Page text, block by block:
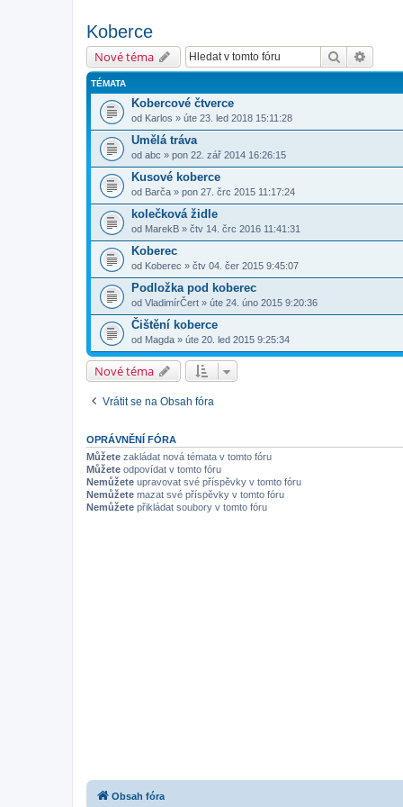
Koberce
Nové téma Hledat
TÉMATA
Kobercové čtverce
od Karlos » úte 23. led 2018 15:11:28
Umělá tráva
od abc » pon 22. zář 2014 16:26:15
Kusové koberce
od Barča » pon 27. črc 2015 11:17:24
kolečková židle
od MarekB » čtv 14. črc 2016 11:41:31
Koberec
od Koberec » čtv 04. čer 2015 9:45:07
Podložka pod koberec
od VladimírČert » úte 24. úno 2015 9:20:36
Čištění koberce
od Magda » úte 20. led 2015 9:25:34
Nové téma
Vrátit se na Obsah fóra
OPRÁVNĚNÍ FÓRA
Můžete zakládat nová témata v tomto fóru
Můžete odpovídat v tomto fóru
Nemůžete upravovat své příspěvky v tomto fóru
Nemůžete mazat své příspěvky v tomto fóru
Nemůžete přikládat soubory v tomto fóru
Obsah fóra